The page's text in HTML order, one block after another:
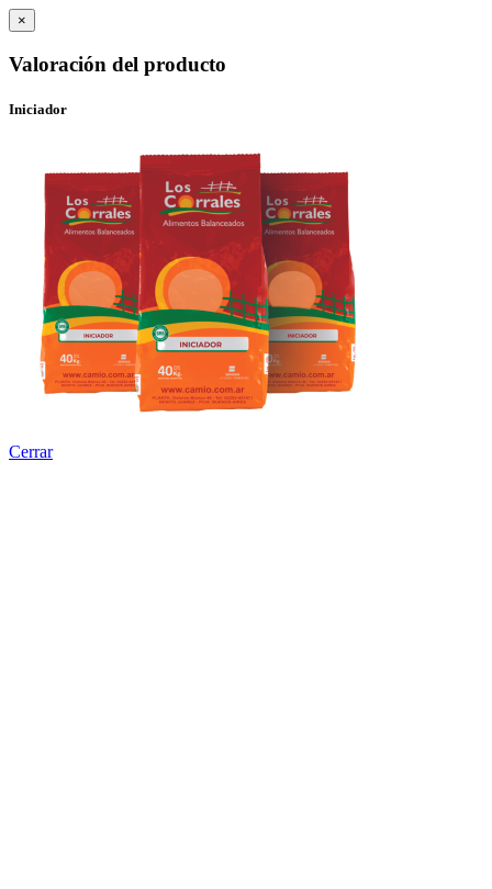
×
Valoración del producto
Iniciador
Cerrar